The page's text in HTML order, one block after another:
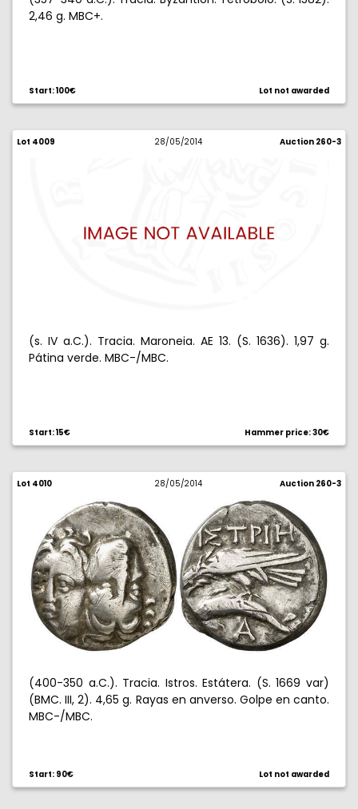
2,46 g. MBC+.
Start: 100€ Lot not awarded
Lot 4009 28/05/2014 Auction 260-3
(s. IV a.C.). Tracia. Maroneia. AE 13. (S. 1636). 1,97 g.
Pátina verde. MBC-/MBC.
Start: 15€ Hammer price: 30€
Lot 4010 28/05/2014 Auction 260-3
(400-350 a.C.). Tracia. Istros. Estátera. (S. 1669 var)
(BMC. III, 2). 4,65 g. Rayas en anverso. Golpe en canto.
MBC-/MBC.
Start: 90€ Lot not awarded